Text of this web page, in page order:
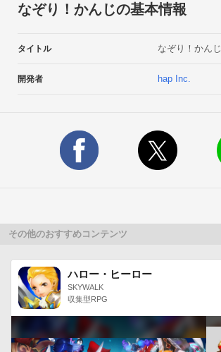
なぞり！かんじの基本情報
タイトル なぞり！かんじ
開発者 hap Inc.
その他のおすすめコンテンツ
ハロー・ヒーロー
SKYWALK
収集型RPG